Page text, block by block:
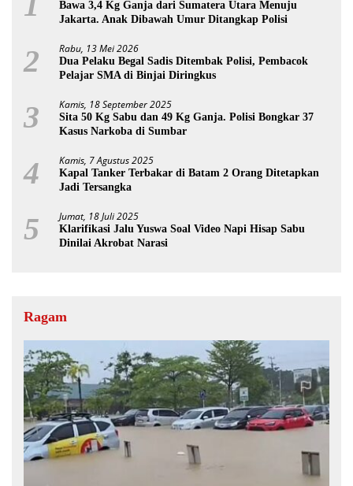
Bawa 3,4 Kg Ganja dari Sumatera Utara Menuju
Jakarta. Anak Dibawah Umur Ditangkap Polisi
2 Rabu, 13 Mei 2026
Dua Pelaku Begal Sadis Ditembak Polisi, Pembacok
Pelajar SMA di Binjai Diringkus
3 Kamis, 18 September 2025
Sita 50 Kg Sabu dan 49 Kg Ganja. Polisi Bongkar 37
Kasus Narkoba di Sumbar
4 Kamis, 7 Agustus 2025
Kapal Tanker Terbakar di Batam 2 Orang Ditetapkan
Jadi Tersangka
5 Jumat, 18 Juli 2025
Klarifikasi Jalu Yuswa Soal Video Napi Hisap Sabu
Dinilai Akrobat Narasi
Ragam